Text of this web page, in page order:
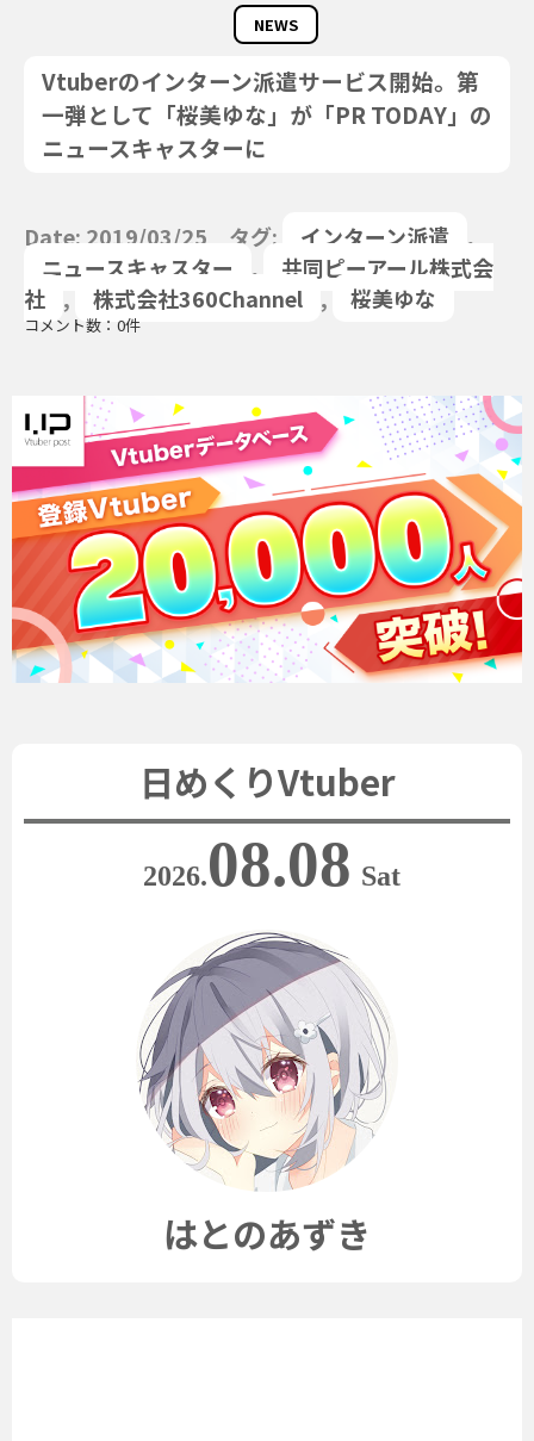
NEWS
Vtuberのインターン派遣サービス開始。第
一弾として「桜美ゆな」が「PR TODAY」の
ニュースキャスターに
Date: 2019/03/25 タグ: インターン派遣
,
ニュースキャスター
,
共同ピーアール株式会
社
, 株式会社360Channel , 桜美ゆな
コメント数：0件
日めくりVtuber
2026.08.08 Sat
はとのあずき